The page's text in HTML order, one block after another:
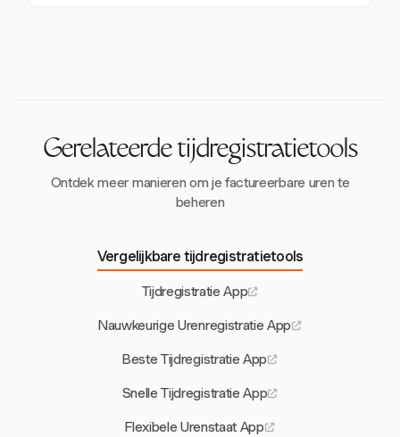
Gerelateerde tijdregistratietools
Ontdek meer manieren om je factureerbare uren te
beheren
Vergelijkbare tijdregistratietools
Tijdregistratie App
Nauwkeurige Urenregistratie App
Beste Tijdregistratie App
Snelle Tijdregistratie App
Flexibele Urenstaat App